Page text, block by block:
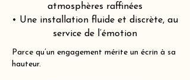
atmosphères raffinées
• Une installation fluide et discrète, au
service de l’émotion
Parce qu’un engagement mérite un écrin à sa
hauteur.